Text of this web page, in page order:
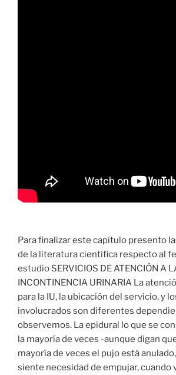
Para finalizar este capítulo presento
de la literatura científica respecto al
estudio SERVICIOS DE ATENCIÓN A
INCONTINENCIA URINARIA La
para la IU, la ubicación del servicio, y
involucrados son diferentes
observemos. La epidural lo que se
la mayoría de veces -aunque digan
mayoría de veces el pujo está
siente necesidad de empujar, cuando